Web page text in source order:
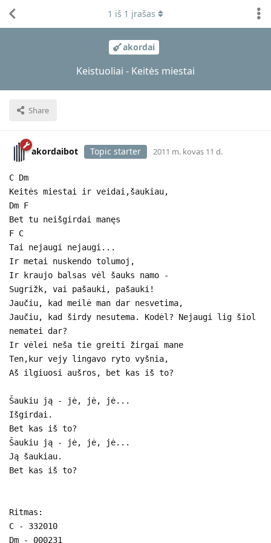
akordai
Keistuoliai - Keitės miestai
Share
1 iš 1 įrašas
akordaibot Topic starter 2011 m. kovas 11 d.
C Dm
Keitės miestai ir veidai,šaukiau,
Dm F
Bet tu neišgirdai manęs
F C
Tai nejaugi nejaugi...
Ir metai nuskendo tolumoj,
Ir kraujo balsas vėl šauks namo -
Sugrižk, vai pašauki, pašauki!
Jaučiu, kad meilė man dar nesvetima,
Jaučiu, kad širdy nesutema. Kodėl? Nejaugi lig šiol
nematei dar?
Ir vėlei neša tie greiti žirgai mane
Ten,kur vejy lingavo ryto vyšnia,
Aš ilgiuosi aušros, bet kas iš to?
Šaukiu ją - jė, jė, jė...
Išgirdai.
Bet kas iš to?
Šaukiu ją - jė, jė, jė...
Ją šaukiau.
Bet kas iš to?
Ritmas:
C - 332010
Dm - 000231